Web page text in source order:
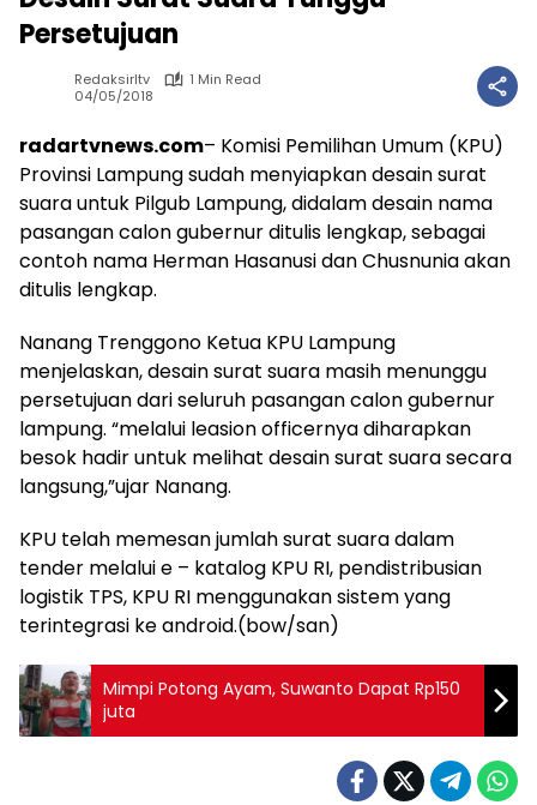
Persetujuan
Redaksirltv
1 Min Read
04/05/2018
radartvnews.com– Komisi Pemilihan Umum (KPU)
Provinsi Lampung sudah menyiapkan desain surat
suara untuk Pilgub Lampung, didalam desain nama
pasangan calon gubernur ditulis lengkap, sebagai
contoh nama Herman Hasanusi dan Chusnunia akan
ditulis lengkap.
Nanang Trenggono Ketua KPU Lampung
menjelaskan, desain surat suara masih menunggu
persetujuan dari seluruh pasangan calon gubernur
lampung. “melalui leasion officernya diharapkan
besok hadir untuk melihat desain surat suara secara
langsung,”ujar Nanang.
KPU telah memesan jumlah surat suara dalam
tender melalui e – katalog KPU RI, pendistribusian
logistik TPS, KPU RI menggunakan sistem yang
terintegrasi ke android.(bow/san)
Mimpi Potong Ayam, Suwanto Dapat Rp150
juta